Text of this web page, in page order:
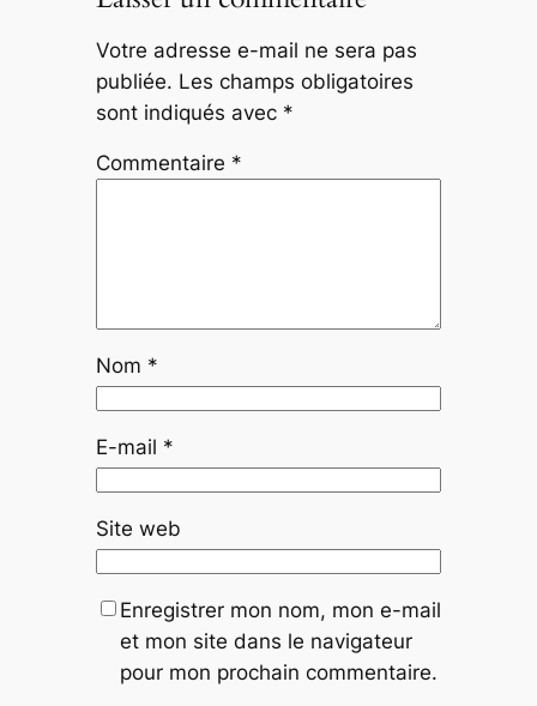
Votre adresse e-mail ne sera pas
publiée. Les champs obligatoires
sont indiqués avec *
Commentaire *
Nom *
E-mail *
Site web
Enregistrer mon nom, mon e-mail
et mon site dans le navigateur
pour mon prochain commentaire.